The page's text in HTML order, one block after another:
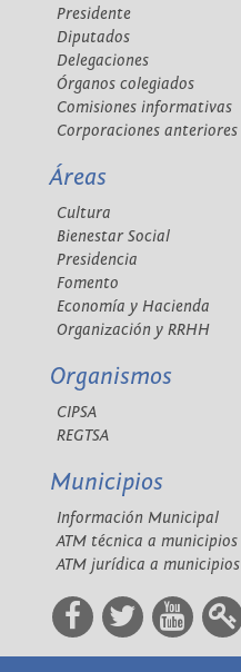
Presidente
Diputados
Delegaciones
Órganos colegiados
Comisiones informativas
Corporaciones anteriores
Áreas
Cultura
Bienestar Social
Presidencia
Fomento
Economía y Hacienda
Organización y RRHH
Organismos
CIPSA
REGTSA
Municipios
Información Municipal
ATM técnica a municipios
ATM jurídica a municipios